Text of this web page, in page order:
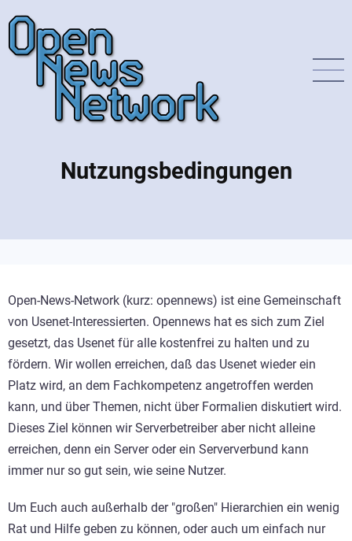
Inhalt
Nutzungsbedingungen
Open-News-Network (kurz: opennews) ist eine Gemeinschaft
von Usenet-Interessierten. Opennews hat es sich zum Ziel
gesetzt, das Usenet für alle kostenfrei zu halten und zu
fördern. Wir wollen erreichen, daß das Usenet wieder ein
Platz wird, an dem Fachkompetenz angetroffen werden
kann, und über Themen, nicht über Formalien diskutiert wird.
Dieses Ziel können wir Serverbetreiber aber nicht alleine
erreichen, denn ein Server oder ein Serververbund kann
immer nur so gut sein, wie seine Nutzer.
Um Euch auch außerhalb der "großen" Hierarchien ein wenig
Rat und Hilfe geben zu können, oder auch um einfach nur